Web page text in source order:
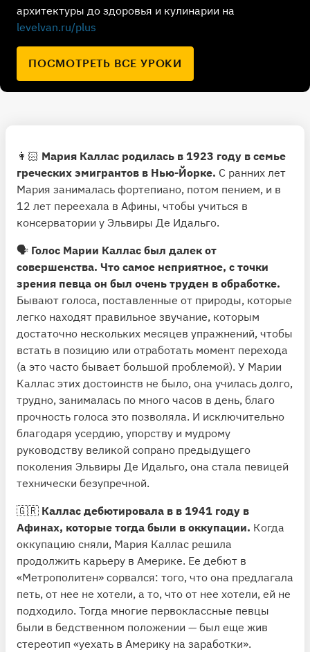
архитектуры до здоровья и кулинарии на
levelvan.ru/plus
ПОСМОТРЕТЬ ВСЕ УРОКИ
👩🏻 Мария Каллас родилась в 1923 году в семье
греческих эмигрантов в Нью-Йорке. С ранних лет
Мария занималась фортепиано, потом пением, и в
12 лет переехала в Афины, чтобы учиться в
консерватории у Эльвиры Де Идальго.
🗣 Голос Марии Каллас был далек от
совершенства. Что самое неприятное, с точки
зрения певца он был очень труден в обработке.
Бывают голоса, поставленные от природы, которые
легко находят правильное звучание, которым
достаточно нескольких месяцев упражнений, чтобы
встать в позицию или отработать момент перехода
(а это часто бывает большой проблемой). У Марии
Каллас этих достоинств не было, она училась долго,
трудно, занималась по много часов в день, благо
прочность голоса это позволяла. И исключительно
благодаря усердию, упорству и мудрому
руководству великой сопрано предыдущего
поколения Эльвиры Де Идальго, она стала певицей
технически безупречной.
🇬🇷 Каллас дебютировала в в 1941 году в
Афинах, которые тогда были в оккупации. Когда
оккупацию сняли, Мария Каллас решила
продолжить карьеру в Америке. Ее дебют в
«Метрополитен» сорвался: того, что она предлагала
петь, от нее не хотели, а то, что от нее хотели, ей не
подходило. Тогда многие первоклассные певцы
были в бедственном положении — был еще жив
стереотип «уехать в Америку на заработки».